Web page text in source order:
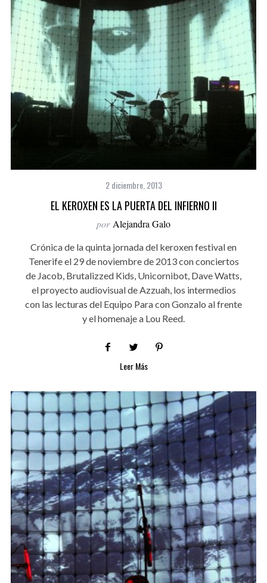
2 diciembre, 2013
EL KEROXEN ES LA PUERTA DEL INFIERNO II
por Alejandra Galo
Crónica de la quinta jornada del keroxen festival en
Tenerife el 29 de noviembre de 2013 con conciertos
de Jacob, Brutalizzed Kids, Unicornibot, Dave Watts,
el proyecto audiovisual de Azzuah, los intermedios
con las lecturas del Equipo Para con Gonzalo al frente
y el homenaje a Lou Reed.
Leer Más